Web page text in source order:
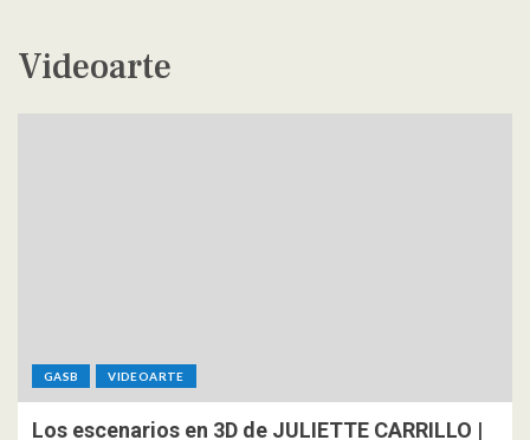
Videoarte
GASB VIDEOARTE
Los escenarios en 3D de JULIETTE CARRILLO |